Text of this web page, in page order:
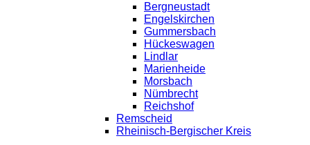
Bergneustadt
Engelskirchen
Gummersbach
Hückeswagen
Lindlar
Marienheide
Morsbach
Nümbrecht
Reichshof
Remscheid
Rheinisch-Bergischer Kreis